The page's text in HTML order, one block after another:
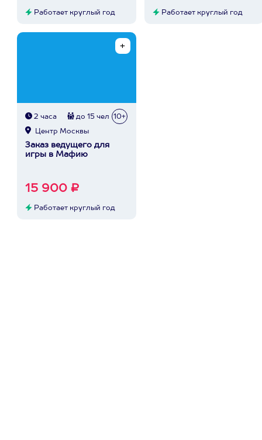
Работает круглый год Работает круглый год
2 часа до 15 чел 10+
Центр Москвы
Заказ ведущего для
игры в Мафию
15 900 ₽
Работает круглый год